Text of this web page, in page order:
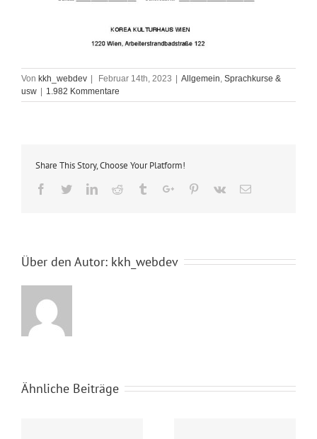
Von kkh_webdev | Februar 14th, 2023 | Allgemein, Sprachkurse &
usw | 1.982 Kommentare
Share This Story, Choose Your Platform!
Facebook
TwitterLinkedinReddit TumblrGoogle+Pinterest
Vk Email
Über den Autor: kkh_webdev
Ähnliche Beiträge